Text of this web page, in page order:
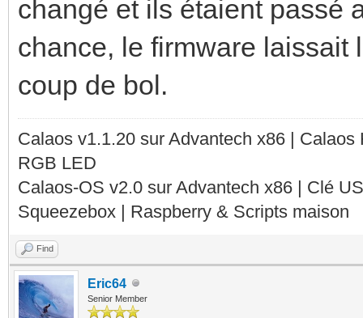
changé et ils étaient passé
chance, le firmware laissait
coup de bol.
Calaos v1.1.20 sur Advantech x86 |
RGB LED
Calaos-OS v2.0 sur Advantech x86 | Clé
Squeezebox | Raspberry & Scripts maison
Find
Eric64
Senior Member